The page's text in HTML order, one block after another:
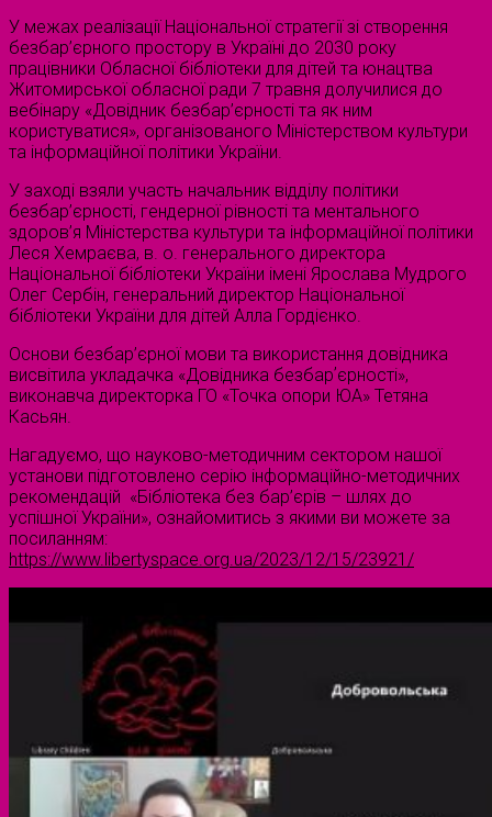
У межах реалізації Національної стратегії зі створення
безбар’єрного простору в Україні до 2030 року
працівники Обласної бібліотеки для дітей та юнацтва
Житомирської обласної ради 7 травня долучилися до
вебінару «Довідник безбар’єрності та як ним
користуватися», організованого Міністерством культури
та інформаційної політики України.
У заході взяли участь начальник відділу політики
безбар’єрності, гендерної рівності та ментального
здоров’я Міністерства культури та інформаційної політики
Леся Хемраєва, в. о. генерального директора
Національної бібліотеки України імені Ярослава Мудрого
Олег Сербін, генеральний директор Національної
бібліотеки України для дітей Алла Гордієнко.
Основи безбар’єрної мови та використання довідника
висвітила укладачка «Довідника безбарʼєрності»,
виконавча директорка ГО «Точка опори ЮА» Тетяна
Касьян.
Нагадуємо, що науково-методичним сектором нашої
установи підготовлено серію інформаційно-методичних
рекомендацій «Бібліотека без бар’єрів – шлях до
успішної України», ознайомитись з якими ви можете за
посиланням:
https://www.libertyspace.org.ua/2023/12/15/23921/